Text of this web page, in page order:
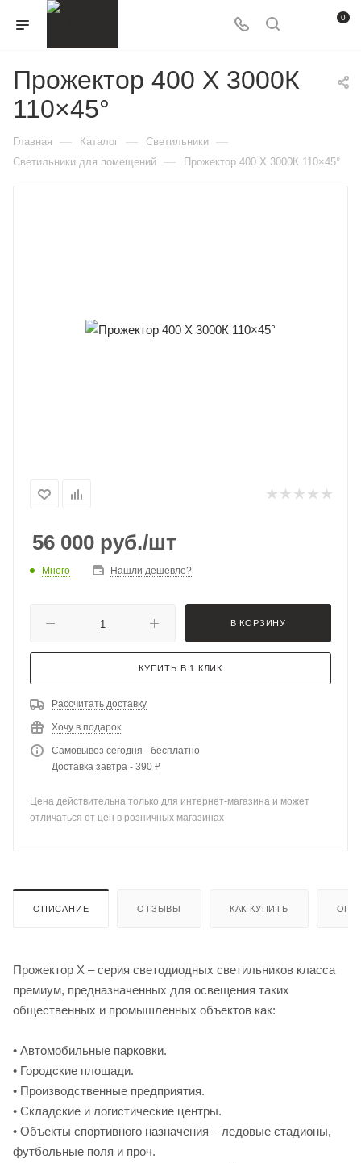
0
Прожектор 400 X 3000К
110×45°
Главная — Каталог — Светильники —
Светильники для помещений — Прожектор 400 X 3000К 110×45°
56 000 руб./шт
Много Нашли дешевле?
В КОРЗИНУ
КУПИТЬ В 1 КЛИК
Рассчитать доставку
Хочу в подарок
Самовывоз сегодня - бесплатно
Доставка завтра - 390 ₽
Цена действительна только для интернет-магазина и может
отличаться от цен в розничных магазинах
ОПИСАНИЕ ОТЗЫВЫ КАК КУПИТЬ
Прожектор Х – серия светодиодных светильников класса
премиум, предназначенных для освещения таких
общественных и промышленных объектов как:
• Автомобильные парковки.
• Городские площади.
• Производственные предприятия.
• Складские и логистические центры.
• Объекты спортивного назначения – ледовые стадионы,
футбольные поля и проч.